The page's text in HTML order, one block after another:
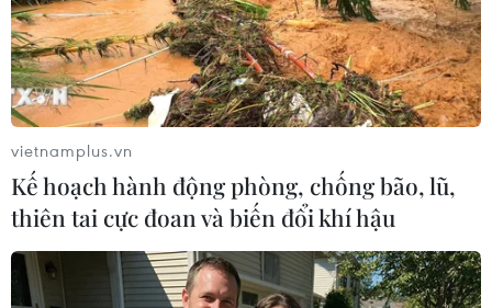
(TTXVN/Vietnam+)
vietnamplus.vn
Kế hoạch hành động phòng, chống bão, lũ,
thiên tai cực đoan và biến đổi khí hậu